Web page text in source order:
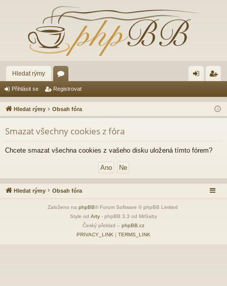
Hledat rýmy
ór
a lá
sit
ist
ro
Přihlásit se Registrovat
Hledat rýmy Obsah fóra
Smazat všechny cookies z fóra
Chcete smazat všechna cookies z vašeho disku uložená tímto fórem?
Hledat rýmy Obsah fóra
Založeno na phpBB® Forum Software © phpBB Limited
Style od Arty - phpBB 3.3 od MrGaby
Český překlad – phpBB.cz
PRIVACY_LINK | TERMS_LINK